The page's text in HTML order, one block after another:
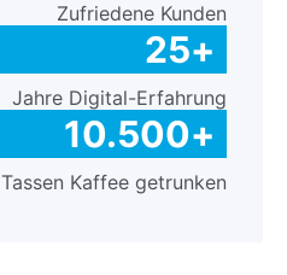
Zufriedene Kunden
25+
Jahre Digital-Erfahrung
10.500+
Tassen Kaffee getrunken